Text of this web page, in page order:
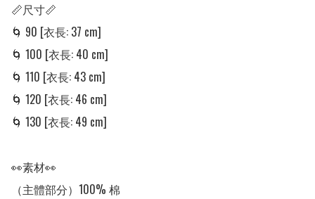
📏尺寸📏
🌀 90 [衣長: 37 cm]
🌀 100 [衣長: 40 cm]
🌀 110 [衣長: 43 cm]
🌀 120 [衣長: 46 cm]
🌀 130 [衣長: 49 cm]
👀素材👀
（主體部分）100% 棉